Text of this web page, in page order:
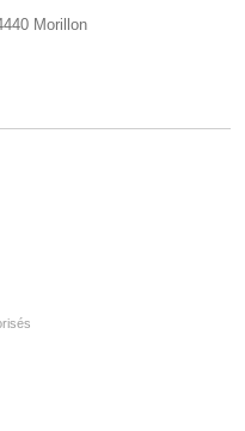
Morillon